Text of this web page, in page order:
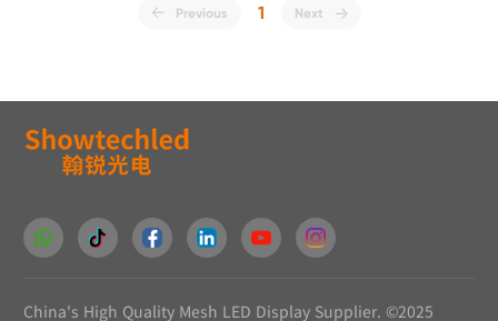
Previous 1 Next
China's High Quality Mesh LED Display Supplier. ©2025